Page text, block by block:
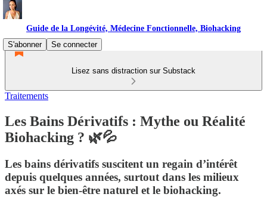
Guide de la Longévité, Médecine Fonctionnelle, Biohacking
S'abonner
Se connecter
Lisez sans distraction sur Substack
Traitements
Les Bains Dérivatifs : Mythe ou Réalité
Biohacking ? 🌿💦
Les bains dérivatifs suscitent un regain d’intérêt
depuis quelques années, surtout dans les milieux
axés sur le bien-être naturel et le biohacking.